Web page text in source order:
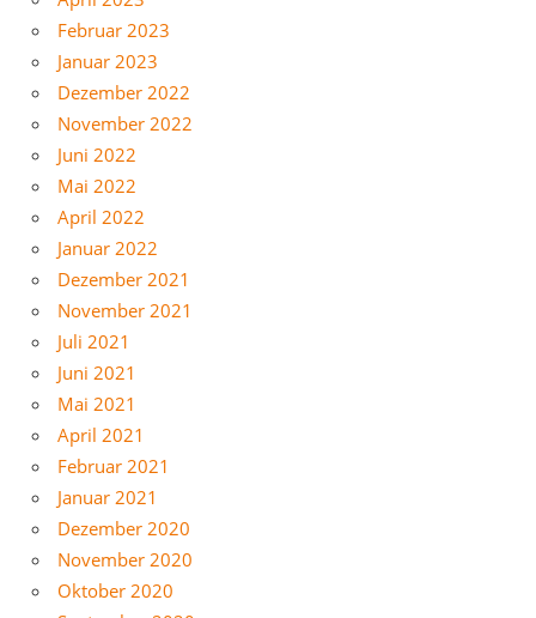
Februar 2023
Januar 2023
Dezember 2022
November 2022
Juni 2022
Mai 2022
April 2022
Januar 2022
Dezember 2021
November 2021
Juli 2021
Juni 2021
Mai 2021
April 2021
Februar 2021
Januar 2021
Dezember 2020
November 2020
Oktober 2020